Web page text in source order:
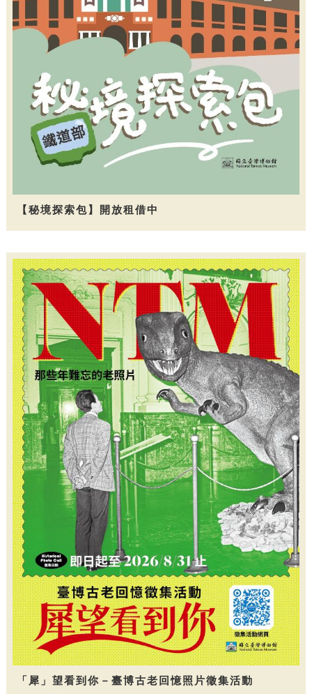
【秘境探索包】開放租借中
「犀」望看到你－臺博古老回憶照片徵集活動